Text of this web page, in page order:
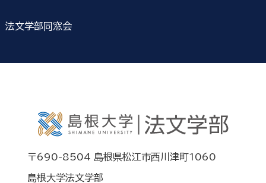
法文学部同窓会
〒690-8504 島根県松江市西川津町1060
島根大学法文学部